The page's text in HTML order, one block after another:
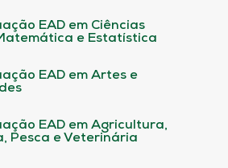
EAD em Ciências
e Estatística
EAD em Artes e
EAD em Agricultura,
Pesca e Veterinária